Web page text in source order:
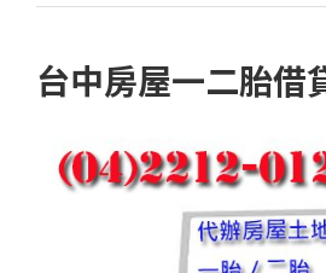
台中房屋一二胎借